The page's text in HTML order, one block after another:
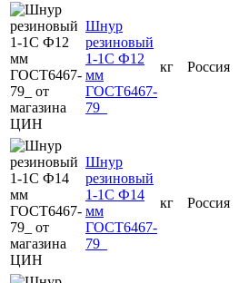
Шнур
резиновый
1-1С Ф12
мм
ГОСТ6467-
79_
кг Россия
Шнур
резиновый
1-1С Ф14
мм
ГОСТ6467-
79_
кг Россия